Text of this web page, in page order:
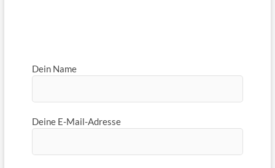
Dein Name
Deine E-Mail-Adresse